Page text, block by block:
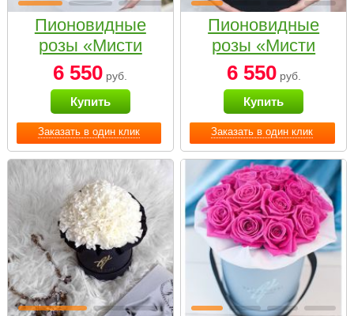
Заказать в один клик
Пионовидные
розы «Мисти
бабблс» в белой
коробке Small
6 550 руб.
Купить
Заказать в один клик
Пионовидные
розы «Мисти
бабблс» в
черной коробке
Small
6 550руб.
Купить